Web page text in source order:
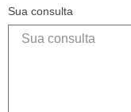
Sua consulta